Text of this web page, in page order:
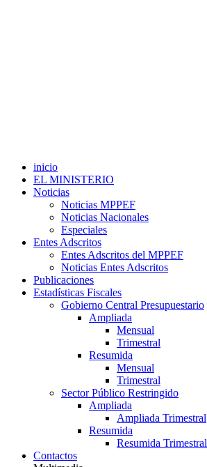
inicio
EL MINISTERIO
Noticias
Noticias MPPEF
Noticias Nacionales
Especiales
Entes Adscritos
Entes Adscritos del MPPEF
Noticias Entes Adscritos
Publicaciones
Estadísticas Fiscales
Gobierno Central Presupuestario
Ampliada
Mensual
Trimestral
Resumida
Mensual
Trimestral
Sector Público Restringido
Ampliada
Ampliada Trimestral
Resumida
Resumida Trimestral
Contactos